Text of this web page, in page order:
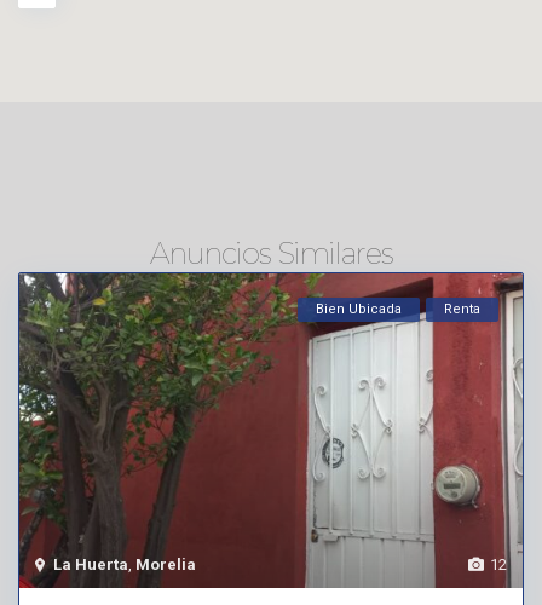
Anuncios Similares
12
La Huerta Morelia
Bien Ubicada Renta